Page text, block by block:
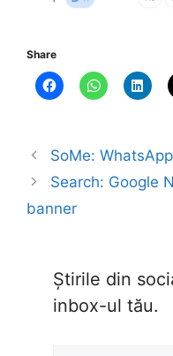
Share
SoMe:
Search: Google
banner
Știrile din
inbox-ul tău.